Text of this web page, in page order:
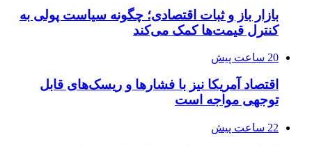
بازار باز و ثبات اقتصادی؛ چگونه سیاست پولی به
کنترل قیمت‌ها کمک می‌کند
20 ساعت پیش
اقتصاد آمریکا نیز با فشارها و ریسک‌های قابل
توجهی مواجه است
22 ساعت پیش